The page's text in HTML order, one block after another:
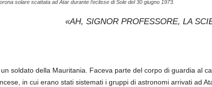
solare scattata ad Atar durante l’eclisse di Sole del 30 giugno 1973.
«AH, SIGNOR PROFESSORE, LA
soldato della Mauritania. Faceva parte del corpo di guardia al
in cui erano stati sistemati i gruppi di astronomi arrivati ad